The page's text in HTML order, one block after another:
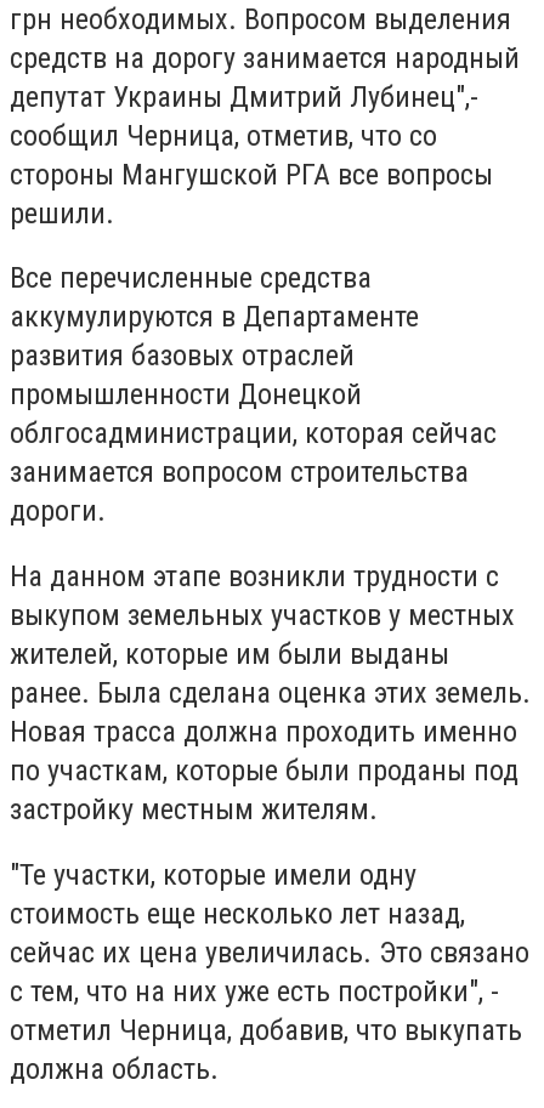
грн необходимых. Вопросом выделения
средств на дорогу занимается народный
депутат Украины Дмитрий Лубинец",-
сообщил Черница, отметив, что со
стороны Мангушской РГА все вопросы
решили.
Все перечисленные средства
аккумулируются в Департаменте
развития базовых отраслей
промышленности Донецкой
облгосадминистрации, которая сейчас
занимается вопросом строительства
дороги.
На данном этапе возникли трудности с
выкупом земельных участков у местных
жителей, которые им были выданы
ранее. Была сделана оценка этих земель.
Новая трасса должна проходить именно
по участкам, которые были проданы под
застройку местным жителям.
"Те участки, которые имели одну
стоимость еще несколько лет назад,
сейчас их цена увеличилась. Это связано
с тем, что на них уже есть постройки", -
отметил Черница, добавив, что выкупать
должна область.